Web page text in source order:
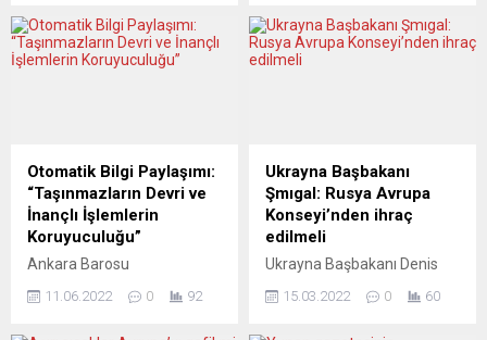
Otomatik Değişimi
Anlaşması”na ilişkin çok
Bilal Erdoğan, programda
otomatik bilgi paylaşımında
“KVKK’ya aykırılık” yalanı
hakkında ayrıntıları aktardı.
“Kişisel...
aldı. Berlin İdare
Mahkemesi, Avrupa
Mahkeme kararında “AB
vatandaşı olmayanlara
Sinovac aşısı ile tam
aşılanmış olmalarına
kısıtlamaları...
Otomatik Bilgi Paylaşımı:
“Taşınmazların Devri ve
İnançlı İşlemlerin
Koruyuculuğu”
Ankara Barosu
otomatik bilgi paylaşımı ile
11.06.2022 0 92
Ukrayna Başbakanı
Şmıgal: Rusya Avrupa
Konseyi’nden ihraç
edilmeli
Ukrayna Başbakanı Denis
olduğu Avrupa Konseyi’nden
15.03.2022 0 60